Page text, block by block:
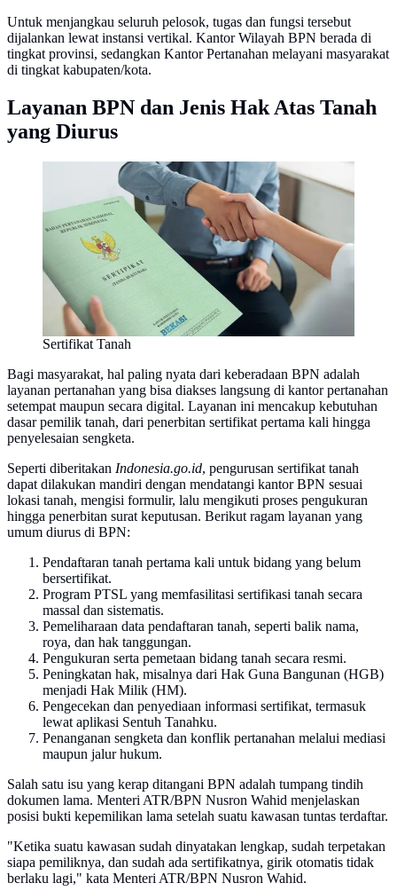
Untuk menjangkau seluruh pelosok, tugas dan fungsi tersebut
dijalankan lewat instansi vertikal. Kantor Wilayah BPN berada di
tingkat provinsi, sedangkan Kantor Pertanahan melayani masyarakat
di tingkat kabupaten/kota.
Layanan BPN dan Jenis Hak Atas Tanah
yang Diurus
Sertifikat Tanah
Bagi masyarakat, hal paling nyata dari keberadaan BPN adalah
layanan pertanahan yang bisa diakses langsung di kantor pertanahan
setempat maupun secara digital. Layanan ini mencakup kebutuhan
dasar pemilik tanah, dari penerbitan sertifikat pertama kali hingga
penyelesaian sengketa.
Seperti diberitakan Indonesia.go.id, pengurusan sertifikat tanah
dapat dilakukan mandiri dengan mendatangi kantor BPN sesuai
lokasi tanah, mengisi formulir, lalu mengikuti proses pengukuran
hingga penerbitan surat keputusan. Berikut ragam layanan yang
umum diurus di BPN:
Pendaftaran tanah pertama kali untuk bidang yang belum
bersertifikat.
Program PTSL yang memfasilitasi sertifikasi tanah secara
massal dan sistematis.
Pemeliharaan data pendaftaran tanah, seperti balik nama,
roya, dan hak tanggungan.
Pengukuran serta pemetaan bidang tanah secara resmi.
Peningkatan hak, misalnya dari Hak Guna Bangunan (HGB)
menjadi Hak Milik (HM).
Pengecekan dan penyediaan informasi sertifikat, termasuk
lewat aplikasi Sentuh Tanahku.
Penanganan sengketa dan konflik pertanahan melalui mediasi
maupun jalur hukum.
Salah satu isu yang kerap ditangani BPN adalah tumpang tindih
dokumen lama. Menteri ATR/BPN Nusron Wahid menjelaskan
posisi bukti kepemilikan lama setelah suatu kawasan tuntas terdaftar.
"Ketika suatu kawasan sudah dinyatakan lengkap, sudah terpetakan
siapa pemiliknya, dan sudah ada sertifikatnya, girik otomatis tidak
berlaku lagi," kata Menteri ATR/BPN Nusron Wahid.